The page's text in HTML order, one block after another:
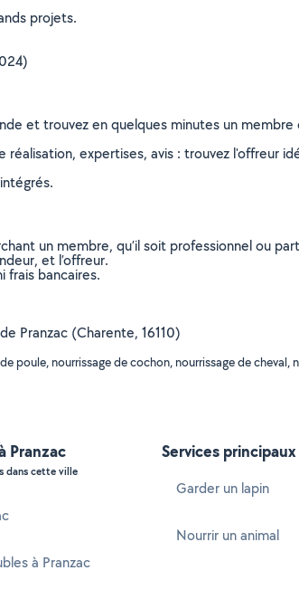
projets.
et trouvez en quelques minutes un
expertises, avis : trouvez l'offreur
un membre, qu’il soit professionnel ou
et l’offreur.
frais bancaires.
Pranzac (Charente, 16110)
poule, nourrissage de cochon, nourrissage de cheval,
Pranzac
dans cette ville
à Pranzac
Services principaux
Garder un lapin
Nourrir un animal